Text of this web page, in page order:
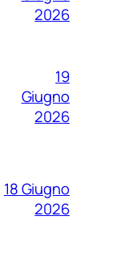
2026
19
Giugno
2026
18 Giugno
2026